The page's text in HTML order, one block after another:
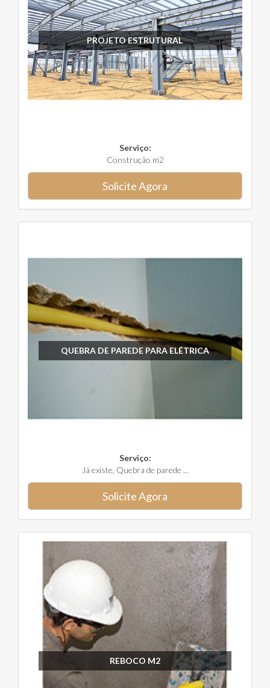
PROJETO ESTRUTURAL
Serviço:
Construção m2
Solicite Agora
QUEBRA DE PAREDE PARA ELÉTRICA
Serviço:
Já existe, Quebra de parede ...
Solicite Agora
REBOCO M2